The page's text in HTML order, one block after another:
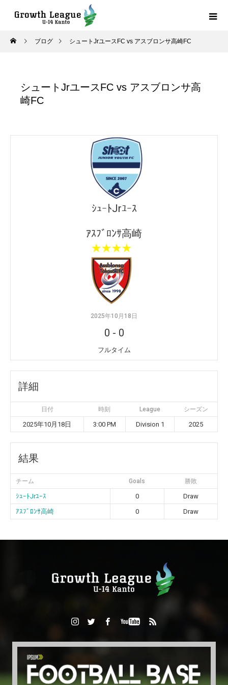
ブログ シュートJrユースFC vs アスブロンサ高崎FC
シュートJrユースFC vs アスブロンサ高
崎FC
ｼｭｰﾄJrﾕｰｽ
ｱｽﾌﾞﾛﾝｻ高崎
2025年10月18日
0 - 0
フルタイム
詳細
日付 時刻 League シーズン
2025年10月18日 3:00 PM Division 1 2025
結果
チーム Goals 勝敗
ｼｭｰﾄJrﾕｰｽ 0
Draw
ｱｽﾌﾞﾛﾝｻ高崎
0 Draw